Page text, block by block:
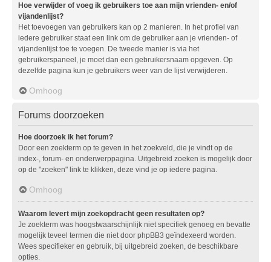
Hoe verwijder of voeg ik gebruikers toe aan mijn vrienden- en/of
vijandenlijst?
Het toevoegen van gebruikers kan op 2 manieren. In het profiel van
iedere gebruiker staat een link om de gebruiker aan je vrienden- of
vijandenlijst toe te voegen. De tweede manier is via het
gebruikerspaneel, je moet dan een gebruikersnaam opgeven. Op
dezelfde pagina kun je gebruikers weer van de lijst verwijderen.
Omhoog
Forums doorzoeken
Hoe doorzoek ik het forum?
Door een zoekterm op te geven in het zoekveld, die je vindt op de
index-, forum- en onderwerppagina. Uitgebreid zoeken is mogelijk door
op de "zoeken" link te klikken, deze vind je op iedere pagina.
Omhoog
Waarom levert mijn zoekopdracht geen resultaten op?
Je zoekterm was hoogstwaarschijnlijk niet specifiek genoeg en bevatte
mogelijk teveel termen die niet door phpBB3 geïndexeerd worden.
Wees specifieker en gebruik, bij uitgebreid zoeken, de beschikbare
opties.